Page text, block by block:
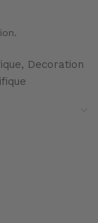
, Decoration